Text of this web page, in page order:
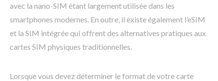
avec la nano-SIM étant largement utilisée dans les
smartphones modernes. En outre, il existe également l’eSIM
et la SIM intégrée qui offrent des alternatives pratiques aux
cartes SIM physiques traditionnelles.
Lorsque vous devez déterminer le format de votre carte